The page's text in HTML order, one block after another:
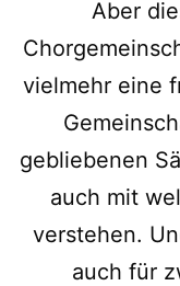
Aber
vielmehr eine
gebliebenen
auch mit
verstehen.
auch für